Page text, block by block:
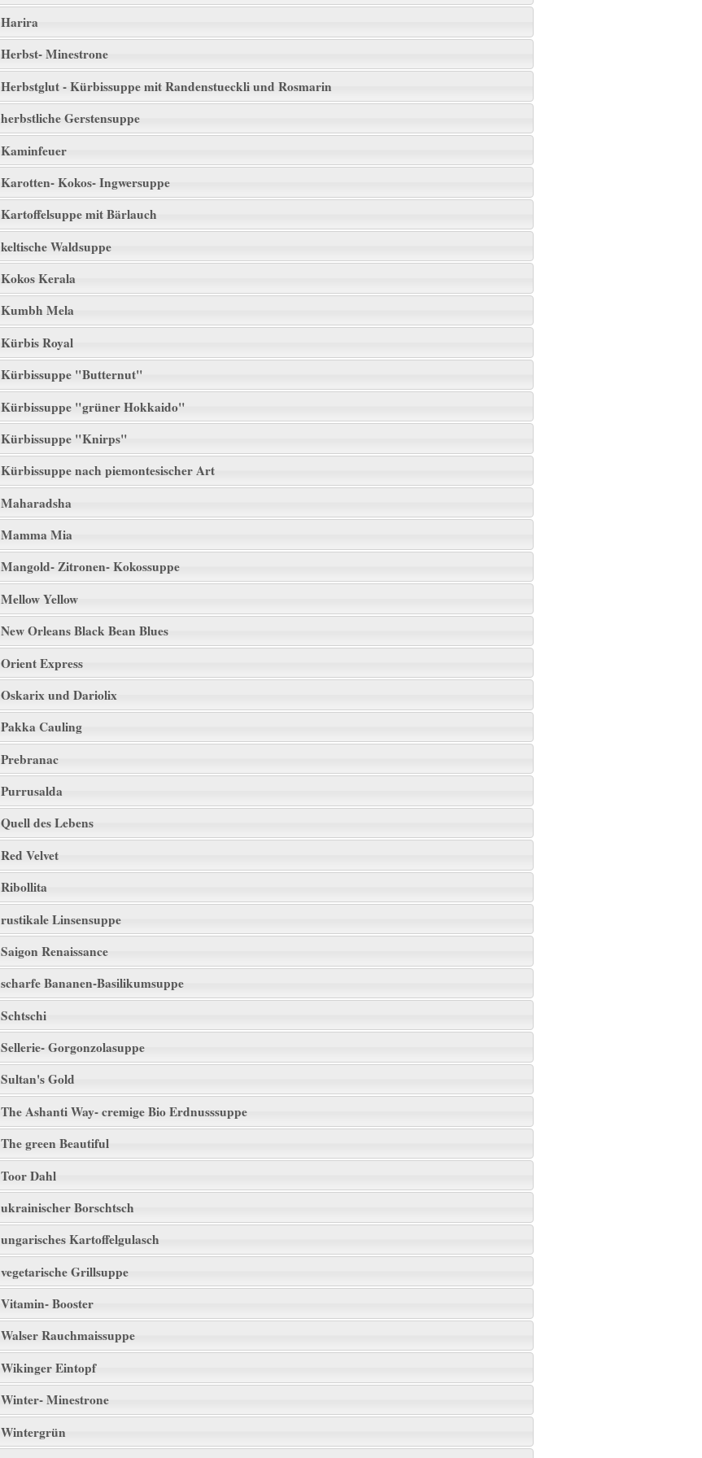
Harira
Herbst- Minestrone
Herbstglut - Kürbissuppe mit Randenstueckli und Rosmarin
herbstliche Gerstensuppe
Kaminfeuer
Karotten- Kokos- Ingwersuppe
Kartoffelsuppe mit Bärlauch
keltische Waldsuppe
Kokos Kerala
Kumbh Mela
Kürbis Royal
Kürbissuppe "Butternut"
Kürbissuppe "grüner Hokkaido"
Kürbissuppe "Knirps"
Kürbissuppe nach piemontesischer Art
Maharadsha
Mamma Mia
Mangold- Zitronen- Kokossuppe
Mellow Yellow
New Orleans Black Bean Blues
Orient Express
Oskarix und Dariolix
Pakka Cauling
Prebranac
Purrusalda
Quell des Lebens
Red Velvet
Ribollita
rustikale Linsensuppe
Saigon Renaissance
scharfe Bananen-Basilikumsuppe
Schtschi
Sellerie- Gorgonzolasuppe
Sultan's Gold
The Ashanti Way- cremige Bio Erdnusssuppe
The green Beautiful
Toor Dahl
ukrainischer Borschtsch
ungarisches Kartoffelgulasch
vegetarische Grillsuppe
Vitamin- Booster
Walser Rauchmaissuppe
Wikinger Eintopf
Winter- Minestrone
Wintergrün